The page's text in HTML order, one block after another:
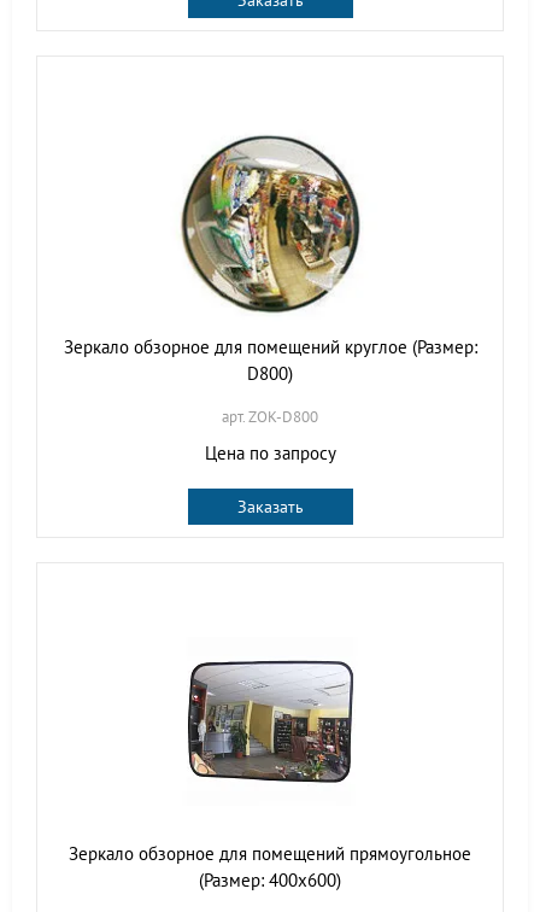
Зеркало обзорное для помещений круглое (Размер:
D800)
арт. ZOK-D800
Цена по запросу
Заказать
Зеркало обзорное для помещений прямоугольное
(Размер: 400х600)